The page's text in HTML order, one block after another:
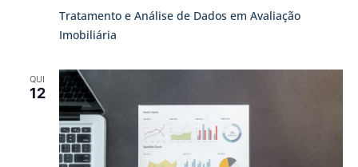
Tratamento e Análise de Dados em Avaliação
Imobiliária
QUI
12